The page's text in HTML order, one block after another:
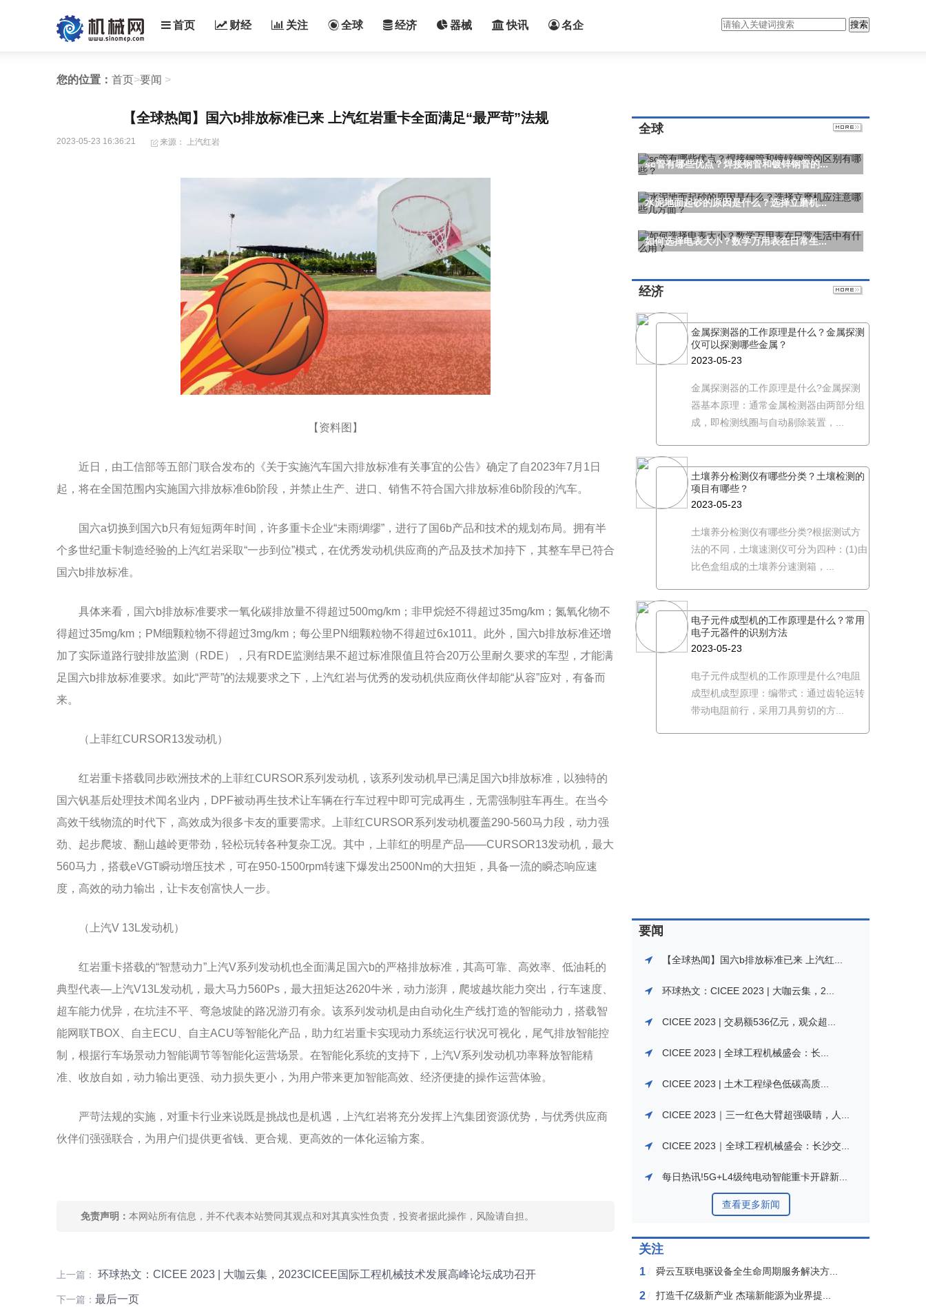
首页 财经 关注 全球 经济 器械 快讯 名企 搜索
您的位置： 首页>要闻 >
【全球热闻】国六b排放标准已来 上汽红岩重卡全面满足“最严苛”法规
2023-05-23 16:36:21 来源： 上汽红岩
【资料图】
近日，由工信部等五部门联合发布的《关于实施汽车国六排放标准有关事宜的公告》确定了自2023年7月1日
起，将在全国范围内实施国六排放标准6b阶段，并禁止生产、进口、销售不符合国六排放标准6b阶段的汽车。
国六a切换到国六b只有短短两年时间，许多重卡企业“未雨绸缪”，进行了国6b产品和技术的规划布局。拥有半
个多世纪重卡制造经验的上汽红岩采取“一步到位”模式，在优秀发动机供应商的产品及技术加持下，其整车早已符合
国六b排放标准。
具体来看，国六b排放标准要求一氧化碳排放量不得超过500mg/km；非甲烷烃不得超过35mg/km；氮氧化物不
得超过35mg/km；PM细颗粒物不得超过3mg/km；每公里PN细颗粒物不得超过6x1011。此外，国六b排放标准还增
加了实际道路行驶排放监测（RDE），只有RDE监测结果不超过标准限值且符合20万公里耐久要求的车型，才能满
足国六b排放标准要求。如此“严苛”的法规要求之下，上汽红岩与优秀的发动机供应商伙伴却能“从容”应对，有备而
来。
（上菲红CURSOR13发动机）
红岩重卡搭载同步欧洲技术的上菲红CURSOR系列发动机，该系列发动机早已满足国六b排放标准，以独特的
国六钒基后处理技术闻名业内，DPF被动再生技术让车辆在行车过程中即可完成再生，无需强制驻车再生。在当今
高效干线物流的时代下，高效成为很多卡友的重要需求。上菲红CURSOR系列发动机覆盖290-560马力段，动力强
劲、起步爬坡、翻山越岭更带劲，轻松玩转各种复杂工况。其中，上菲红的明星产品——CURSOR13发动机，最大
560马力，搭载eVGT瞬动增压技术，可在950-1500rpm转速下爆发出2500Nm的大扭矩，具备一流的瞬态响应速
度，高效的动力输出，让卡友创富快人一步。
（上汽V 13L发动机）
红岩重卡搭载的“智慧动力”上汽V系列发动机也全面满足国六b的严格排放标准，其高可靠、高效率、低油耗的
典型代表—上汽V13L发动机，最大马力560Ps，最大扭矩达2620牛米，动力澎湃，爬坡越坎能力突出，行车速度、
超车能力优异，在坑洼不平、弯急坡陡的路况游刃有余。该系列发动机是由自动化生产线打造的智能动力，搭载智
能网联TBOX、自主ECU、自主ACU等智能化产品，助力红岩重卡实现动力系统运行状况可视化，尾气排放智能控
制，根据行车场景动力智能调节等智能化运营场景。在智能化系统的支持下，上汽V系列发动机功率释放智能精
准、收放自如，动力输出更强、动力损失更小，为用户带来更加智能高效、经济便捷的操作运营体验。
严苛法规的实施，对重卡行业来说既是挑战也是机遇，上汽红岩将充分发挥上汽集团资源优势，与优秀供应商
伙伴们强强联合，为用户们提供更省钱、更合规、更高效的一体化运输方案。
免责声明： 本网站所有信息，并不代表本站赞同其观点和对其真实性负责，投资者据此操作，风险请自担。
上一篇： 环球热文：CICEE 2023 | 大咖云集，2023CICEE国际工程机械技术发展高峰论坛成功召开
下一篇： 最后一页
全球
sc管有哪些优点？焊接钢管和镀锌钢管的...
水泥地面起砂的原因是什么？选择立磨机...
如何选择电表大小？数学万用表在日常生...
经济
金属探测器的工作原理是什么？金属探测
仪可以探测哪些金属？
2023-05-23
金属探测器的工作原理是什么?金属探测
器基本原理：通常金属检测器由两部分组
成，即检测线圈与自动剔除装置，...
土壤养分检测仪有哪些分类？土壤检测的
项目有哪些？
2023-05-23
土壤养分检测仪有哪些分类?根据测试方
法的不同，土壤速测仪可分为四种：(1)由
比色盒组成的土壤养分速测箱，...
电子元件成型机的工作原理是什么？常用
电子元器件的识别方法
2023-05-23
电子元件成型机的工作原理是什么?电阻
成型机成型原理：编带式：通过齿轮运转
带动电阻前行，采用刀具剪切的方...
要闻
【全球热闻】国六b排放标准已来 上汽红...
环球热文：CICEE 2023 | 大咖云集，2...
CICEE 2023 | 交易额536亿元，观众超...
CICEE 2023 | 全球工程机械盛会：长...
CICEE 2023 | 土木工程绿色低碳高质...
CICEE 2023｜三一红色大臂超强吸睛，人...
CICEE 2023｜全球工程机械盛会：长沙交...
每日热讯!5G+L4级纯电动智能重卡开辟新...
查看更多新闻
关注
1 / 舜云互联电驱设备全生命周期服务解决方...
2 / 打造千亿级新产业 杰瑞新能源为业界提...